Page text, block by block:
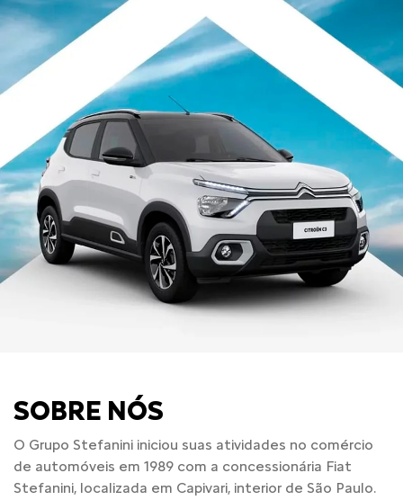
SOBRE NÓS
O Grupo Stefanini iniciou suas atividades no comércio
de automóveis em 1989 com a concessionária Fiat
Stefanini, localizada em Capivari, interior de São Paulo.